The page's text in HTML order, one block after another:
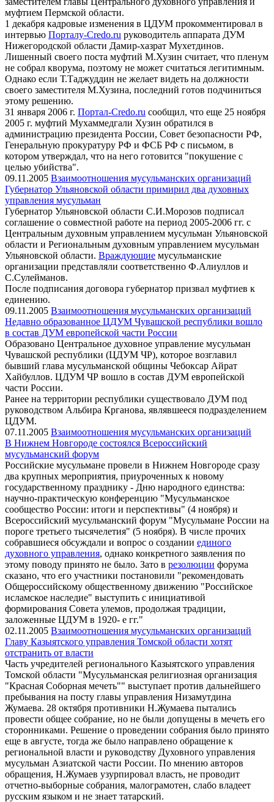
муфтием Пермской области.
1 декабря кадровые изменения в ЦДУМ прокомментировал в
интервью Порталу-Credo.ru руководитель аппарата ДУМ
Нижегородской области Дамир-хазрат Мухетдинов.
Лишенный своего поста муфтий М.Хузин считает, что пленум
не собрал кворума, поэтому не может считаться легитимным.
Однако если Т.Таджуддин не желает видеть на должности
своего заместителя М.Хузина, последний готов подчиниться
этому решению.
31 января 2006 г. Портал-Credo.ru сообщил, что еще 25 ноября
2005 г. муфтий Мухаммедгали Хузин обратился в
администрацию президента России, Совет безопасности РФ,
Генеральную прокуратуру РФ и ФСБ РФ с письмом, в
котором утверждал, что на него готовится "покушение с
целью убийства".
09.11.2005 Взаимоотношения мусульманских организаций
Губернатор Ульяновской области примирил два духовных
управления мусульман
Губернатор Ульяновской области С.И.Морозов подписал
соглашение о совместной работе на период 2005-2006 гг. с
Центральным духовным управлением мусульман Ульяновской
области и Региональным духовным управлением мусульман
Ульяновской области. Враждующие мусульманские
организации представляли соответственно Ф.Алиуллов и
С.Сулейманов.
После подписания договора губернатор призвал муфтиев к
единению.
09.11.2005 Взаимоотношения мусульманских организаций
Недавно образованное ЦДУМ Чувашской республики вошло
в состав ДУМ европейской части России
Образовано Центральное духовное управление мусульман
Чувашской республики (ЦДУМ ЧР), которое возглавил
бывший глава мусульманской общины Чебоксар Айрат
Хайбуллов. ЦДУМ ЧР вошло в состав ДУМ европейской
части России.
Ранее на территории республики существовало ДУМ под
руководством Альбира Крганова, являвшееся подразделением
ЦДУМ.
07.11.2005 Взаимоотношения мусульманских организаций
В Нижнем Новгороде состоялся Всероссийский
мусульманский форум
Российские мусульмане провели в Нижнем Новгороде сразу
два крупных мероприятия, приуроченных к новому
государственному празднику - Дню народного единства:
научно-практическую конференцию "Мусульманское
сообщество России: итоги и перспективы" (4 ноября) и
Всероссийский мусульманский форум "Мусульмане России на
пороге третьего тысячелетия" (5 ноября). В числе прочих
собравшиеся обсуждали и вопрос о создании единого
духовного управления, однако конкретного заявления по
этому поводу принято не было. Зато в резолюции форума
сказано, что его участники постановили "рекомендовать
Общероссийскому общественному движению "Российское
исламское наследие" выступить с инициативой
формирования Совета улемов, продолжая традиции,
заложенные ЦДУМ в 1920- е гг."
02.11.2005 Взаимоотношения мусульманских организаций
Главу Казыятского управления Томской области хотят
отстранить от власти
Часть учредителей регионального Казыятского управления
Томской области "Мусульманская религиозная организация
"Красная Соборная мечеть"" выступает против дальнейшего
пребывания на посту главы управления Низамутдина
Жумаева. 28 октября противники Н.Жумаева пытались
провести общее собрание, но не были допущены в мечеть его
сторонниками. Решение о проведении собрания было принято
еще в августе, тогда же было направлено обращение к
региональной власти и руководству Духовного управления
мусульман Азиатской части России. По мнению авторов
обращения, Н.Жумаев узурпировал власть, не проводит
отчетно-выборные собрания, малограмотен, слабо владеет
русским языком и не знает татарский.